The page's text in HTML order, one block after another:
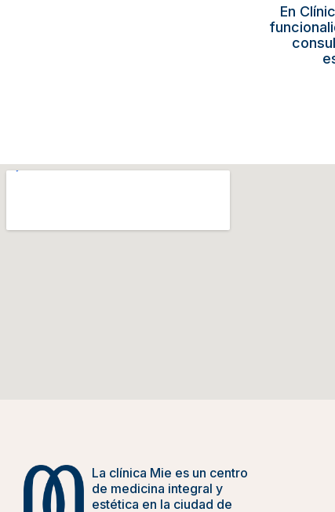
En
La clínica Mie es un centro
de medicina integral y
estética en la ciudad de